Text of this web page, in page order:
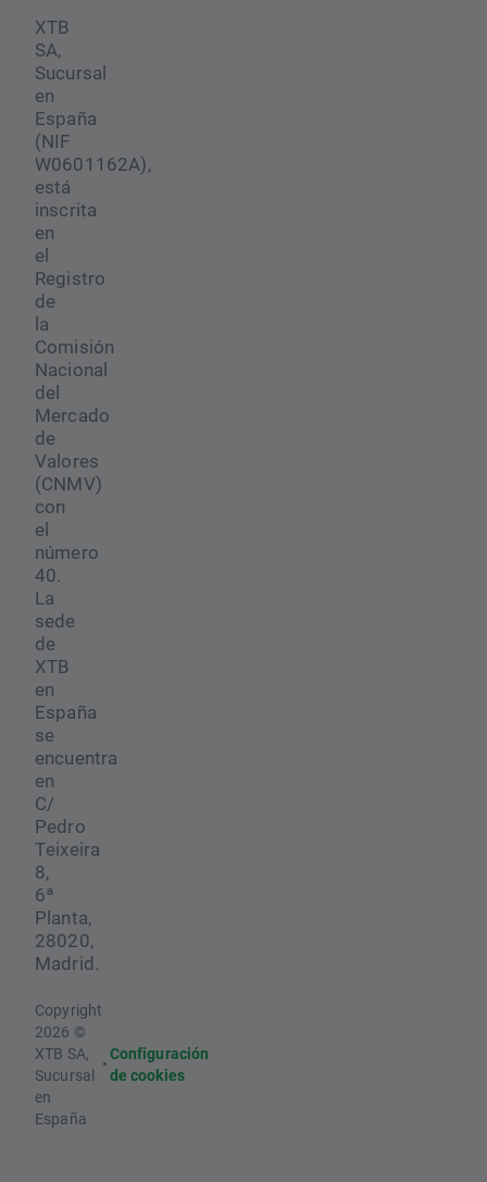
XTB
SA,
Sucursal
en
España
(NIF
W0601162A),
está
inscrita
en
el
Registro
de
la
Comisión
Nacional
del
Mercado
de
Valores
(CNMV)
con
el
número
40.
La
sede
de
XTB
en
España
se
encuentra
en
C/
Pedro
Teixeira
8,
6ª
Planta,
28020,
Madrid.
Copyright
2026 ©
XTB SA,
Sucursal
en
España
•
Configuración
de cookies